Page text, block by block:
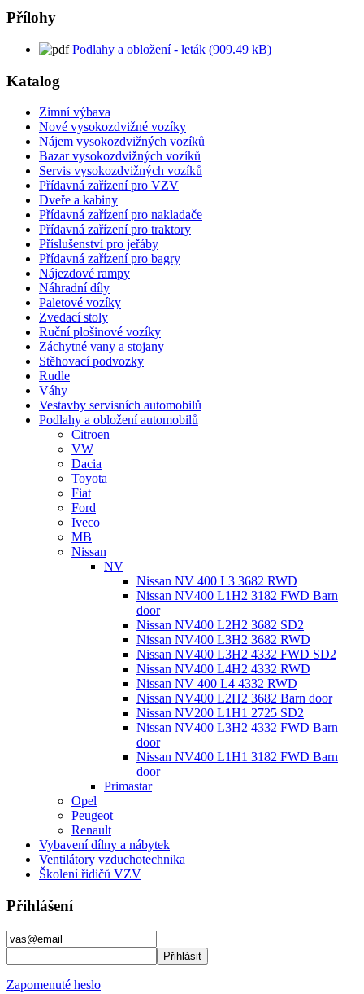
Přílohy
Podlahy a obložení - leták (909.49 kB)
Katalog
Zimní výbava
Nové vysokozdvižné vozíky
Nájem vysokozdvižných vozíků
Bazar vysokozdvižných vozíků
Servis vysokozdvižných vozíků
Přídavná zařízení pro VZV
Dveře a kabiny
Přídavná zařízení pro nakladače
Přídavná zařízení pro traktory
Příslušenství pro jeřáby
Přídavná zařízení pro bagry
Nájezdové rampy
Náhradní díly
Paletové vozíky
Zvedací stoly
Ruční plošinové vozíky
Záchytné vany a stojany
Stěhovací podvozky
Rudle
Váhy
Vestavby servisních automobilů
Podlahy a obložení automobilů
Citroen
VW
Dacia
Toyota
Fiat
Ford
Iveco
MB
Nissan
NV
Nissan NV 400 L3 3682 RWD
Nissan NV400 L1H2 3182 FWD Barn
door
Nissan NV400 L2H2 3682 SD2
Nissan NV400 L3H2 3682 RWD
Nissan NV400 L3H2 4332 FWD SD2
Nissan NV400 L4H2 4332 RWD
Nissan NV 400 L4 4332 RWD
Nissan NV400 L2H2 3682 Barn door
Nissan NV200 L1H1 2725 SD2
Nissan NV400 L3H2 4332 FWD Barn
door
Nissan NV400 L1H1 3182 FWD Barn
door
Primastar
Opel
Peugeot
Renault
Vybavení dílny a nábytek
Ventilátory vzduchotechnika
Školení řidičů VZV
Přihlášení
Zapomenuté heslo